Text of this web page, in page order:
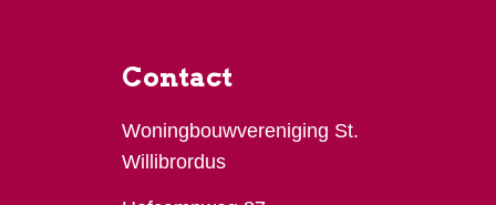
Contact
Woningbouwvereniging St.
Willibrordus